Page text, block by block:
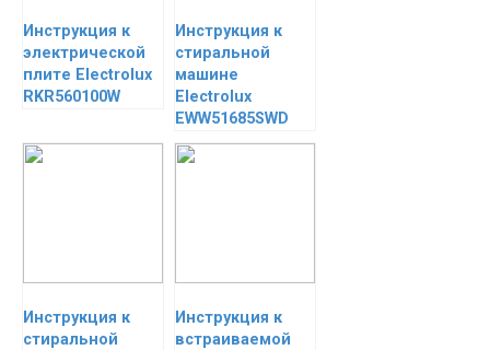
Инструкция к
электрической
плите Electrolux
RKR560100W
Инструкция к
стиральной
машине
Electrolux
EWW51685SWD
Инструкция к
стиральной
Инструкция к
встраиваемой